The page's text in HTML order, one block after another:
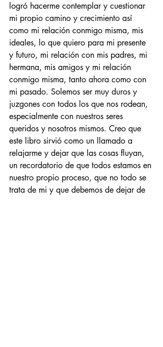
logró hacerme contemplar y cuestionar
mi propio camino y crecimiento así
como mi relación conmigo misma, mis
ideales, lo que quiero para mi presente
y futuro, mi relación con mis padres, mi
hermana, mis amigos y mi relación
conmigo misma, tanto ahora como con
mi pasado. Solemos ser muy duros y
juzgones con todos los que nos rodean,
especialmente con nuestros seres
queridos y nosotros mismos. Creo que
este libro sirvió como un llamado a
relajarme y dejar que las cosas fluyan,
un recordatorio de que todos estamos en
nuestro propio proceso, que no todo se
trata de mi y que debemos de dejar de